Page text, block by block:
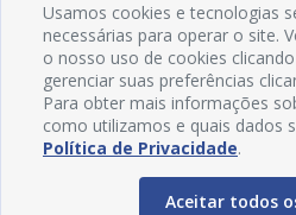
Usamos cookies e tecnologias
necessárias para operar o site.
o nosso uso de cookies
gerenciar suas preferências
Para obter mais informações
como utilizamos e quais dados
Política de Privacidade.
Aceitar todos